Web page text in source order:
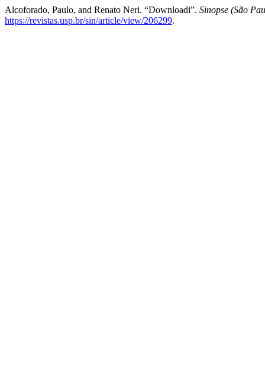
Alcoforado, Paulo, and Renato Neri. “Downloadi”. Sinopse (São
https://revistas.usp.br/sin/article/view/206299.